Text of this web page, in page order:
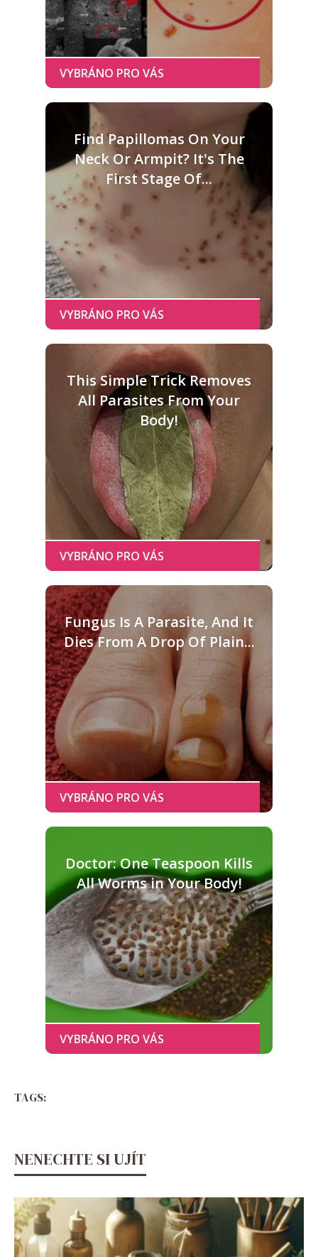
Find Papillomas On Your
Neck Or Armpit? It's The
First Stage Of...
This Simple Trick Removes
All Parasites From Your
Body!
Fungus Is A Parasite, And It
Dies From A Drop Of Plain...
Doctor: One Teaspoon Kills
All Worms in Your Body!
TAGS:
NENECHTE SI UJÍT